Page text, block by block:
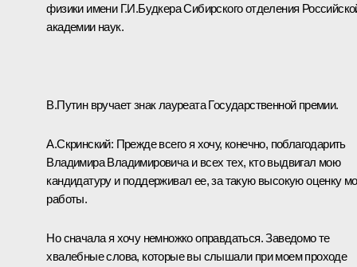
физики имени Г.И.Будкера Сибирского отделения
академии наук.
В.Путин вручает знак лауреата Государственной премии.
А.Скринский: Прежде всего я хочу, конечно, поблагодарить
Владимира Владимировича и всех тех, кто выдвигал мою
кандидатуру и поддерживал ее, за такую высокую оценку
работы.
Но сначала я хочу немножко оправдаться. Заведомо те
хвалебные слова, которые вы слышали при моем проходе